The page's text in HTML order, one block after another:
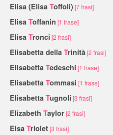
Elisa (Elisa Toffoli) [7 frasi]
Elisa Toffanin [1 frase]
Elisa Tronci [2 frasi]
Elisabetta della Trinità [2 frasi]
Elisabetta Tedeschi [1 frase]
Elisabetta Tommasi [1 frase]
Elisabetta Tugnoli [3 frasi]
Elizabeth Taylor[2 frasi]
Elsa Triolet[3 frasi]